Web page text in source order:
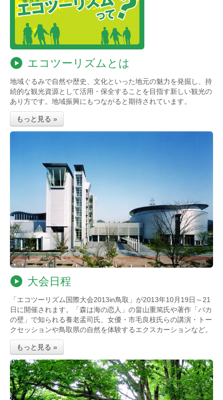
エコツーリズムとは
地域ぐるみで自然や歴史、文化といった地元の魅力を発掘し、持
続的な観光資源として活用・保全することを目指す新しい観光の
あり方です。地域振興にもつながると期待されています。
もっと見る »
大会日程
「エコツーリズム国際大会2013in鳥取」が2013年10月19日～21
日に開催されます。「森は海の恋人」の畠山重篤氏や著作「バカ
の壁」で知られる養老孟司氏、女優・市毛良枝氏らの講演・トー
クセッションや鳥取県の自然を体験するエクスカーションなど。
もっと見る »